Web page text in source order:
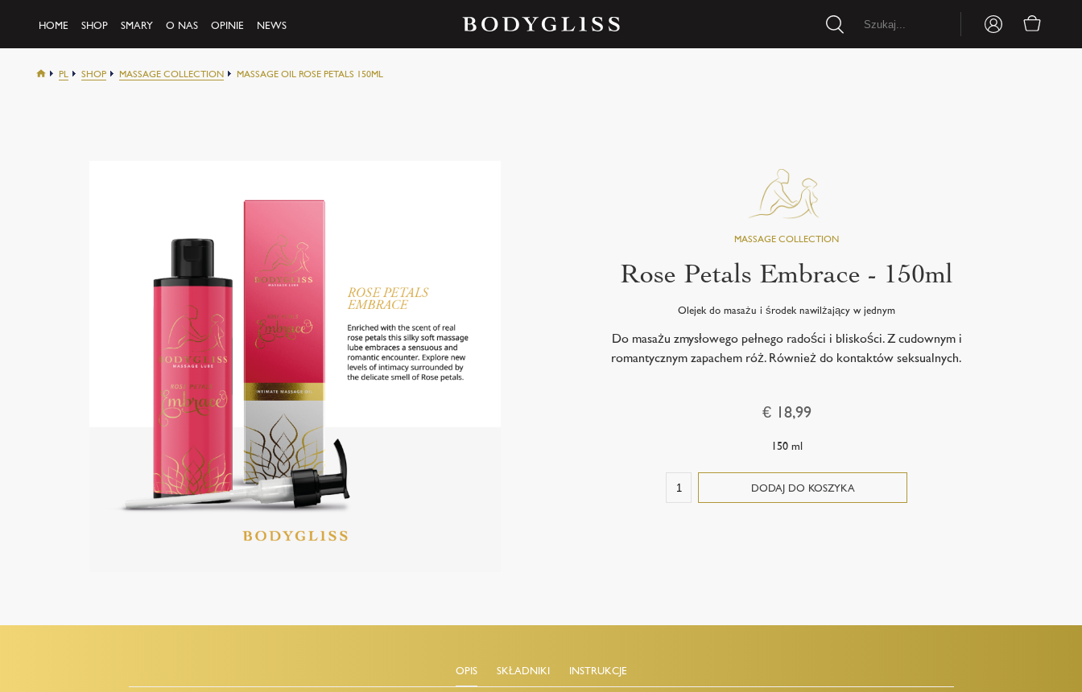
HOME SHOP SMARY O NAS OPINIE NEWS
PL SHOP MASSAGE COLLECTION MASSAGE OIL ROSE PETALS 150ML
Rose Petals Embrace - 150ml
Olejek do masażu i środek nawilżający w jednym
Do masażu zmysłowego pełnego radości i bliskości. Z cudownym i
romantycznym zapachem róż. Również do kontaktów seksualnych.
€ 18,99
150 ml
OPIS SKŁADNIKI INSTRUKCJE